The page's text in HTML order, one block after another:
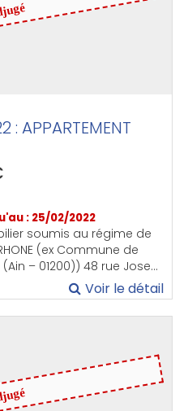
: APPARTEMENT
: 25/02/2022
soumis au régime de
(ex Commune de
(Ain – 01200)) 48 rue Jose...
Voir le détail